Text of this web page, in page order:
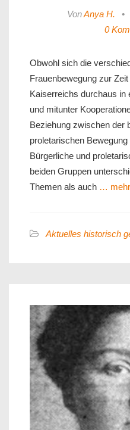
VonAnya H. •
0
Obwohl sich die
Frauenbewegung zur
Kaiserreichs durchaus in
und mitunter
Beziehung zwischen der
proletarischen
Bürgerliche und
beiden Gruppen
Themen als auch … mehr
Aktuelles historisch